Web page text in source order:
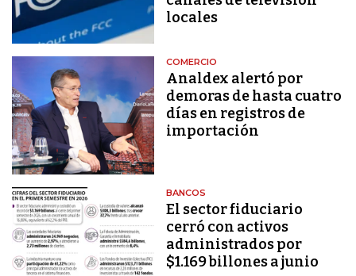
locales
COMERCIO
Analdex alertó por
demoras de hasta cuatro
días en registros de
importación
BANCOS
El sector fiduciario
cerró con activos
administrados por
$1.169 billones a junio